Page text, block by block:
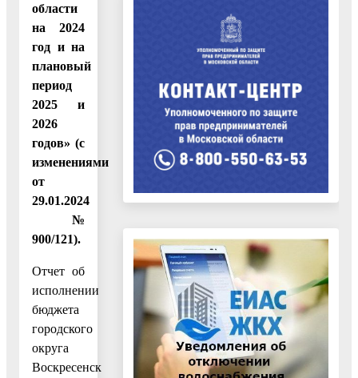
области
на 2024
год и на
плановый
период
2025 и
2026
годов» (с
изменениями
от
29.01.2024
№
900/121).
Отчет об
исполнении
бюджета
городского
округа
Воскресенск